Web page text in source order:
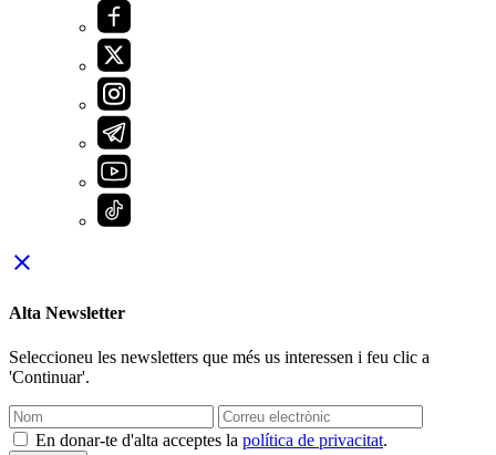
close
Alta Newsletter
Seleccioneu les newsletters que més us interessen i feu clic a
'Continuar'.
En donar-te d'alta acceptes la política de privacitat.